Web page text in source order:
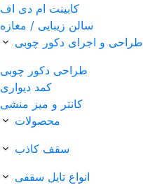
کابینت ام دی اف
سالن زیبایی / مغازه
طراحی و اجرای دکور چوبی
طراحی دکور چوبی
کمد دیواری
کانتر و میز منشی
محصولات
سقف کاذب
انواع تایل سقفی